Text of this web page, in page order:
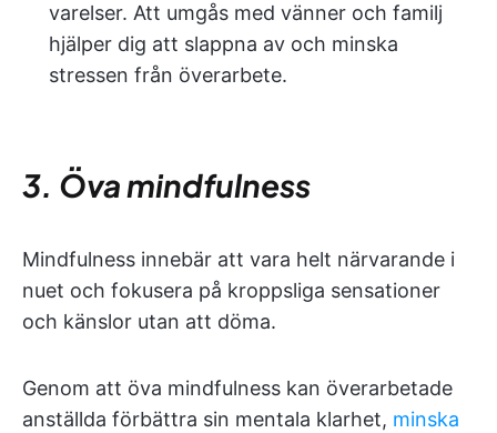
varelser. Att umgås med vänner och familj
hjälper dig att slappna av och minska
stressen från överarbete.
3. Öva mindfulness
Mindfulness innebär att vara helt närvarande i
nuet och fokusera på kroppsliga sensationer
och känslor utan att döma.
Genom att öva mindfulness kan överarbetade
anställda förbättra sin mentala klarhet, minska